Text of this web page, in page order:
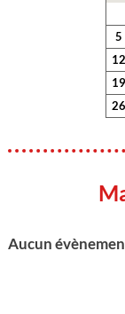
5
12
19
26
Aucun